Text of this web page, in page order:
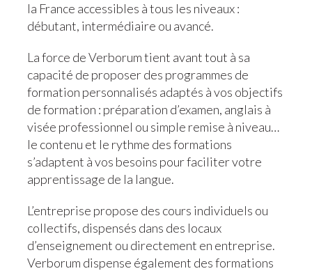
la France accessibles à tous les niveaux :
débutant, intermédiaire ou avancé.
La force de Verborum tient avant tout à sa
capacité de proposer des programmes de
formation personnalisés adaptés à vos objectifs
de formation : préparation d’examen, anglais à
visée professionnel ou simple remise à niveau…
le contenu et le rythme des formations
s’adaptent à vos besoins pour faciliter votre
apprentissage de la langue.
L’entreprise propose des cours individuels ou
collectifs, dispensés dans des locaux
d’enseignement ou directement en entreprise.
Verborum dispense également des formations